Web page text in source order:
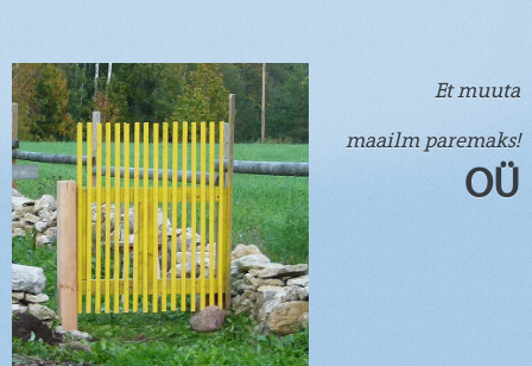
Et muuta
maailm paremaks!
OÜ